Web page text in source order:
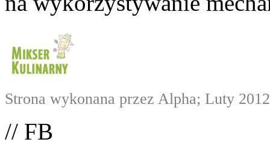
Strona wykonana przez Alpha; Luty 2012
// FB